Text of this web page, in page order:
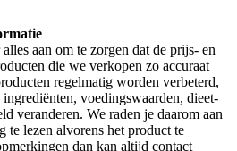
aan om te zorgen dat de prijs- en
die we verkopen zo accuraat
regelmatig worden verbeterd,
voedingswaarden, dieet-
veranderen. We raden je daarom aan
te lezen alvorens het product te
dan kan altijd contact